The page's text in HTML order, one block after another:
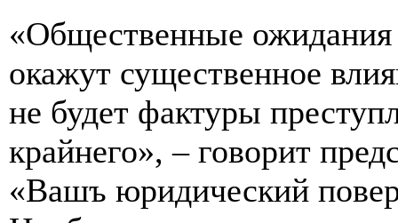
«Общественные
окажут существенное
не будет фактуры
крайнего», – говорит
«Вашъ юридический